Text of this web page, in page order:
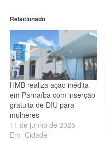
Relacionado
HMB realiza ação inédita
em Parnaíba com inserção
gratuita de DIU para
mulheres
11 de junho de 2025
Em "Cidade"